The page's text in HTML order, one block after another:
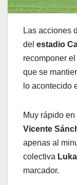
Las acciones
del estadio
recomponer
que se
lo acontecido
Muy rápido
Vicente
apenas al
colectiva
marcador.